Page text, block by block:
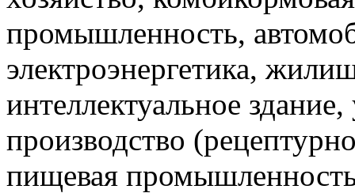
промышленность,
электроэнергетика,
интеллектуальное
производство
пищевая